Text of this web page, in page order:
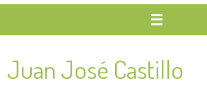
Juan José Castillo